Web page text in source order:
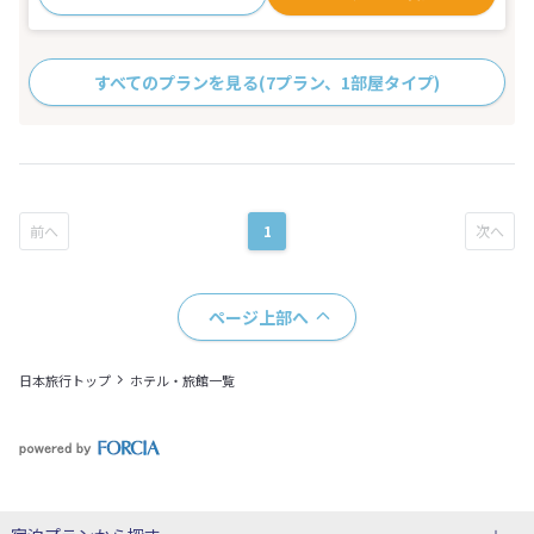
すべてのプランを見る(7プラン、1部屋タイプ)
1
ページ上部へ
日本旅行トップ ホテル・旅館一覧